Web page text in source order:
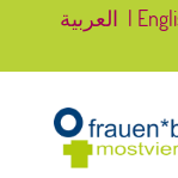
العربية |